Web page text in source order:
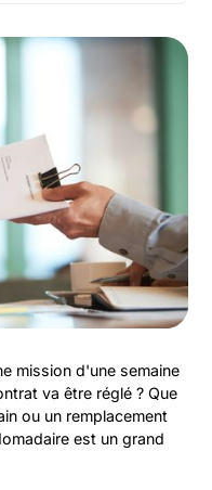
mission d'une semaine
va être réglé ? Que
ou un remplacement
est un grand